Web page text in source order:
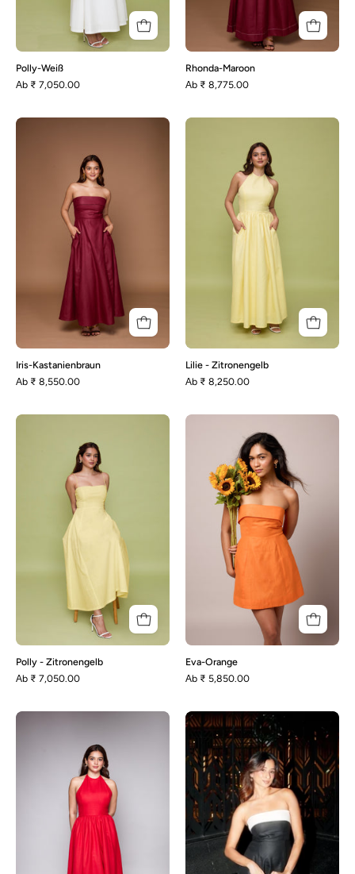
Polly-Weiß
Аb ₹ 7,050.00
Rhonda-Maroon
Аb ₹ 8,775.00
Iris-Kastanienbraun
Аb ₹ 8,550.00
-
Zitronengelb
Lilie - Zitronengelb
Аb ₹ 8,250.00
-
Zitronengelb
Polly - Zitronengelb
Аb ₹ 7,050.00
Orange
Eva-Orange
Аb ₹ 5,850.00
Avery
–
Schwarz